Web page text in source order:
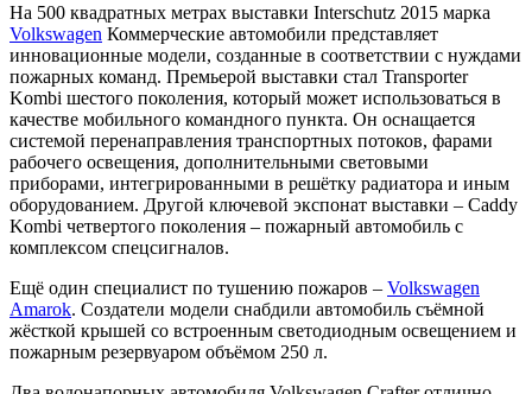
На 500 квадратных метрах выставки Interschutz 2015 марка
Volkswagen Коммерческие автомобили представляет
инновационные модели, созданные в соответствии с нуждами
пожарных команд. Премьерой выставки стал Transporter
Kombi шестого поколения, который может использоваться в
качестве мобильного командного пункта. Он оснащается
системой перенаправления транспортных потоков, фарами
рабочего освещения, дополнительными световыми
приборами, интегрированными в решётку радиатора и иным
оборудованием. Другой ключевой экспонат выставки – Caddy
Kombi четвертого поколения – пожарный автомобиль с
комплексом спецсигналов.
Ещё один специалист по тушению пожаров – Volkswagen
Amarok. Создатели модели снабдили автомобиль съёмной
жёсткой крышей со встроенным светодиодным освещением и
пожарным резервуаром объёмом 250 л.